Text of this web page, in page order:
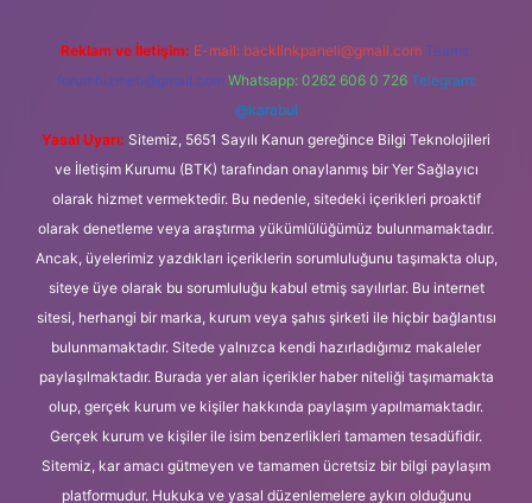
Reklam ve İletişim: E-mail: backlinkpaneli@gmail.com Teams:
forumhizmeti@gmail.com Whatsapp: 0262 606 0 726 Telegram:
@karabul
Yasal Uyarı: Sitemiz, 5651 Sayılı Kanun gereğince Bilgi Teknolojileri
ve İletişim Kurumu (BTK) tarafından onaylanmış bir Yer Sağlayıcı
olarak hizmet vermektedir. Bu nedenle, sitedeki içerikleri proaktif
olarak denetleme veya araştırma yükümlülüğümüz bulunmamaktadır.
Ancak, üyelerimiz yazdıkları içeriklerin sorumluluğunu taşımakta olup,
siteye üye olarak bu sorumluluğu kabul etmiş sayılırlar. Bu internet
sitesi, herhangi bir marka, kurum veya şahıs şirketi ile hiçbir bağlantısı
bulunmamaktadır. Sitede yalnızca kendi hazırladığımız makaleler
paylaşılmaktadır. Burada yer alan içerikler haber niteliği taşımamakta
olup, gerçek kurum ve kişiler hakkında paylaşım yapılmamaktadır.
Gerçek kurum ve kişiler ile isim benzerlikleri tamamen tesadüfidir.
Sitemiz, kar amacı gütmeyen ve tamamen ücretsiz bir bilgi paylaşım
platformudur. Hukuka ve yasal düzenlemelere aykırı olduğunu